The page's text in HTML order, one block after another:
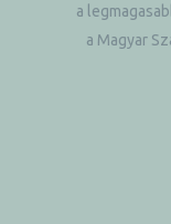
a
a Magyar